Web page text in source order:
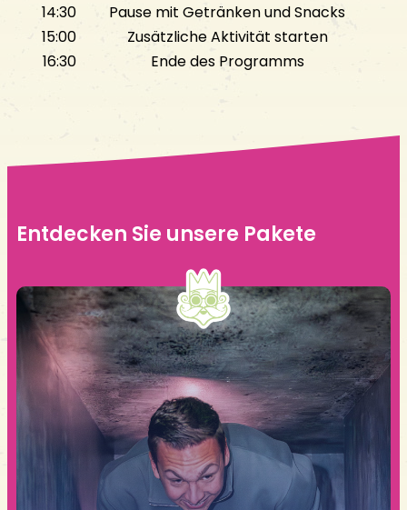
14:30
Pause mit Getränken und Snacks
15:00
Zusätzliche Aktivität starten
16:30
Ende des Programms
Entdecken Sie unsere Pakete